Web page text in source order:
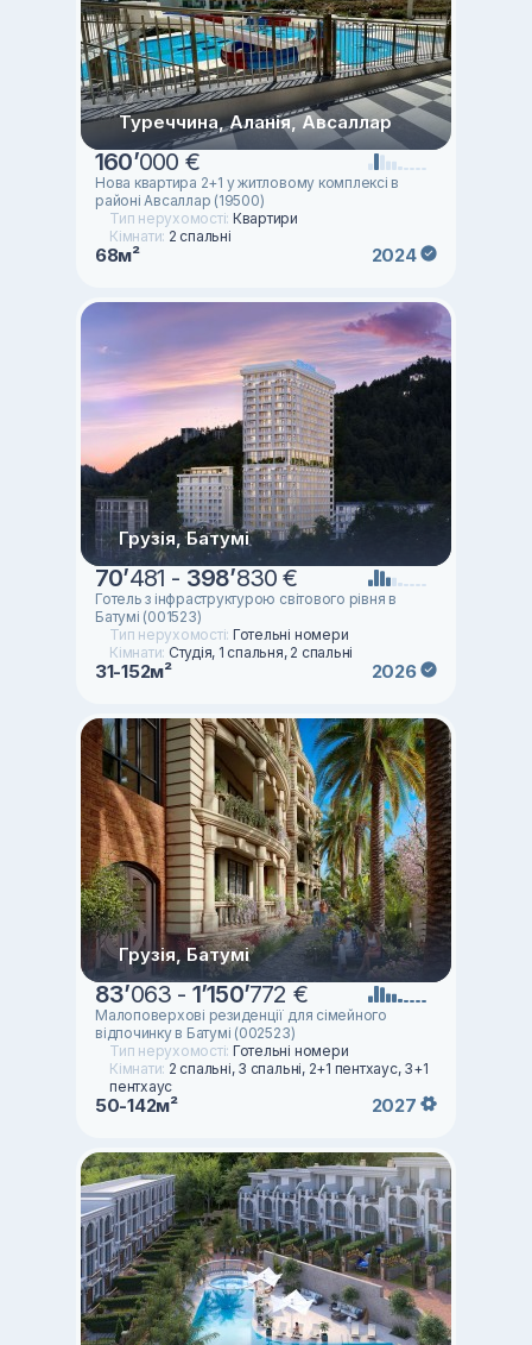
Туреччина, Аланія, Авсаллар
160’000 €
Нова квартира 2+1 у житловому комплексі в
районі Авсаллар (19500)
Тип нерухомості: Квартири
Кімнати: 2 спальні
68м² 2024
Грузія, Батумі
70’481 - 398’830 €
Готель з інфраструктурою світового рівня в
Батумі (001523)
Тип нерухомості: Готельні номери
Кімнати: Студія, 1 спальня, 2 спальні
31-152м² 2026
Грузія, Батумі
83’063 - 1’150’772 €
Малоповерхові резиденції для сімейного
відпочинку в Батумі (002523)
Тип нерухомості: Готельні номери
Кімнати: 2 спальні, 3 спальні, 2+1 пентхаус, 3+1
пентхаус
50-142м² 2027